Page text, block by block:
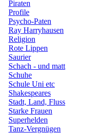
Piraten
Profile
Psycho-Paten
Ray Harryhausen
Religion
Rote Lippen
Saurier
Schach - und matt
Schuhe
Schule Uni etc
Shakespeares
Stadt, Land, Fluss
Starke Frauen
Superhelden
Tanz-Vergnügen